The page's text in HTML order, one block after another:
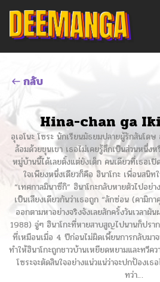
กลับ
Hina-chan ga
อุเอโนะ โซระ นักเรียนมัธยมปลายผู้รักสันโด
ล้อมด้วยขุนเขา เธอไม่เคยรู้สึกเป็นส่วนหนึ่ง
หมู่บ้านนี้ได้เลยตั้งแต่ยังเด็ก คนเดียวที่เธอเ
ใจเพียงหนึ่งเดียวก็คือ ฮินาโกะ เพื่อนสนิท
“เทศกาลมินาซึกิ” ฮินาโกะกลับหายตัวไปอย่
เป็นเสียงเดียวกันว่าเธอถูก “ลักซ่อน (คามิก
ออกตามหาอย่างจริงจังเลยสักครั้งวันเวลาผั
1988) จู่ๆ ฮินาโกะที่หายสาบสูญไปนานก็ปรา
ที่เหมือนเมื่อ 4 ปีก่อนไม่ผิดเพี้ยนการกลับมา
ทำให้ฮินาโกะถูกชาวบ้านเหยียดหยามและทวีค
โซระจะตัดสินใจอย่างแน่วแน่ว่าจะปกป้องเธ
ทว่า…